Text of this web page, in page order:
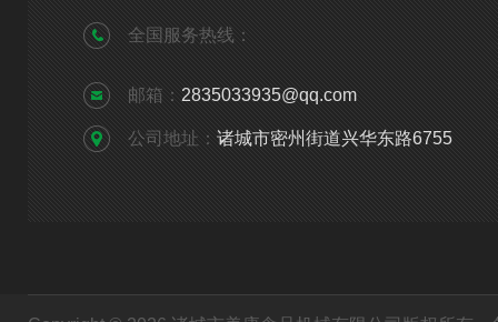
全国服务热线：
邮箱： 2835033935@qq.com
公司地址： 诸城市密州街道兴华东路6755